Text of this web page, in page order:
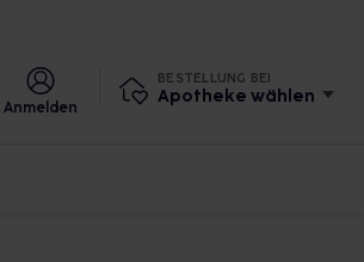
Anmelden
BESTELLUNG BEI
Apotheke wählen